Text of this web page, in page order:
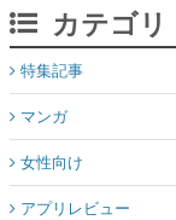
カテゴリ
特集記事
マンガ
女性向け
アプリレビュー